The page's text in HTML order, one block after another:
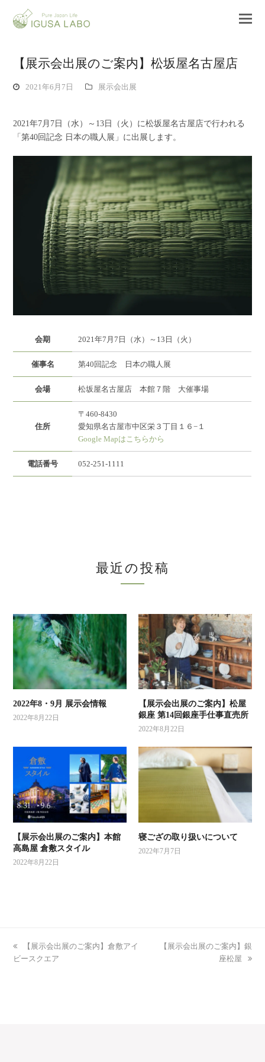
【展示会出展のご案内】松坂屋名古屋店
2021年6月7日 展示会出展
2021年7月7日（水）～13日（火）に松坂屋名古屋店で行われる
「第40回記念 日本の職人展」に出展します。
会期 2021年7月7日（水）～13日（火）
催事名 第40回記念 日本の職人展
会場 松坂屋名古屋店 本館７階 大催事場
住所
〒460-8430
愛知県名古屋市中区栄３丁目１６−１
Google Mapはこちらから
電話番号 052-251-1111
最近の投稿
2022年8・9月 展示会情報
2022年8月22日
【展示会出展のご案内】松屋
銀座 第14回銀座手仕事直売所
2022年8月22日
【展示会出展のご案内】本館
高島屋 倉敷スタイル
2022年8月22日
寝ござの取り扱いについて
2022年7月7日
previous
post:
【展示会出展のご案内】倉敷アイ
ビースクエア
next
【展示会出展のご案内】銀
座松屋